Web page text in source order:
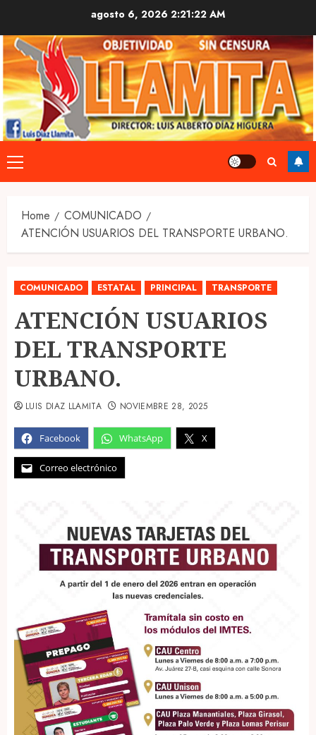
content
agosto 6, 2026 2:21:23 AM
Primary
Menu
Home
COMUNICADO
ATENCIÓN USUARIOS DEL TRANSPORTE URBANO.
COMUNICADO ESTATAL PRINCIPAL TRANSPORTE
ATENCIÓN USUARIOS
DEL TRANSPORTE
URBANO.
Facebook WhatsApp X
Correo electrónico
LUIS DIAZ LLAMITA NOVIEMBRE 28, 2025